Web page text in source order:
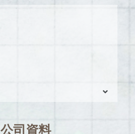
公司資料